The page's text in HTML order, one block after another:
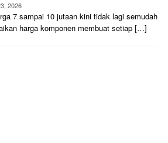
2026
7 sampai 10 jutaan kini tidak lagi semudah
harga komponen membuat setiap […]